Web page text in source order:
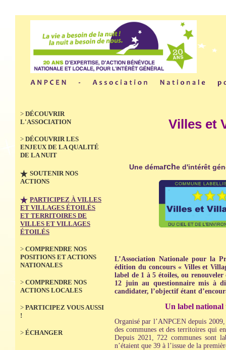
> DÉCOUVRIR
L'ASSOCIATION
> DÉCOUVRIR LES
ENJEUX DE LA QUALITÉ
DE LA NUIT
SOUTENIR NOS
ACTIONS
PARTICIPEZ À VILLES
ET VILLAGES ÉTOILÉS
ET TERRITOIRES DE
VILLES ET VILLAGES
ÉTOILÉS
> COMPRENDRE NOS
POSITIONS ET ACTIONS
NATIONALES
> COMPRENDRE NOS
ACTIONS LOCALES
> PARTICIPEZ VOUS AUSSI
!
> ÉCHANGER
Villes et
Une démarche d'intérêt
L’Association Nationale pour la
édition du concours « Villes et
label de 1 à 5 étoiles, ou
12 juin au questionnaire mis à
candidater, l’objectif étant
Un label national
Organisé par l’ANPCEN depuis
des communes et des territoires qui
Depuis 2021, 722 communes sont
n’étaient que 39 à l’issue de la